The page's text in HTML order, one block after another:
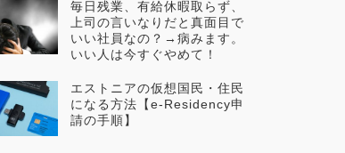
毎日残業、有給休暇取らず、
上司の言いなりだと真面目で
いい社員なの？→病みます。
いい人は今すぐやめて！
エストニアの仮想国民・住民
になる方法【e-Residency申
請の手順】